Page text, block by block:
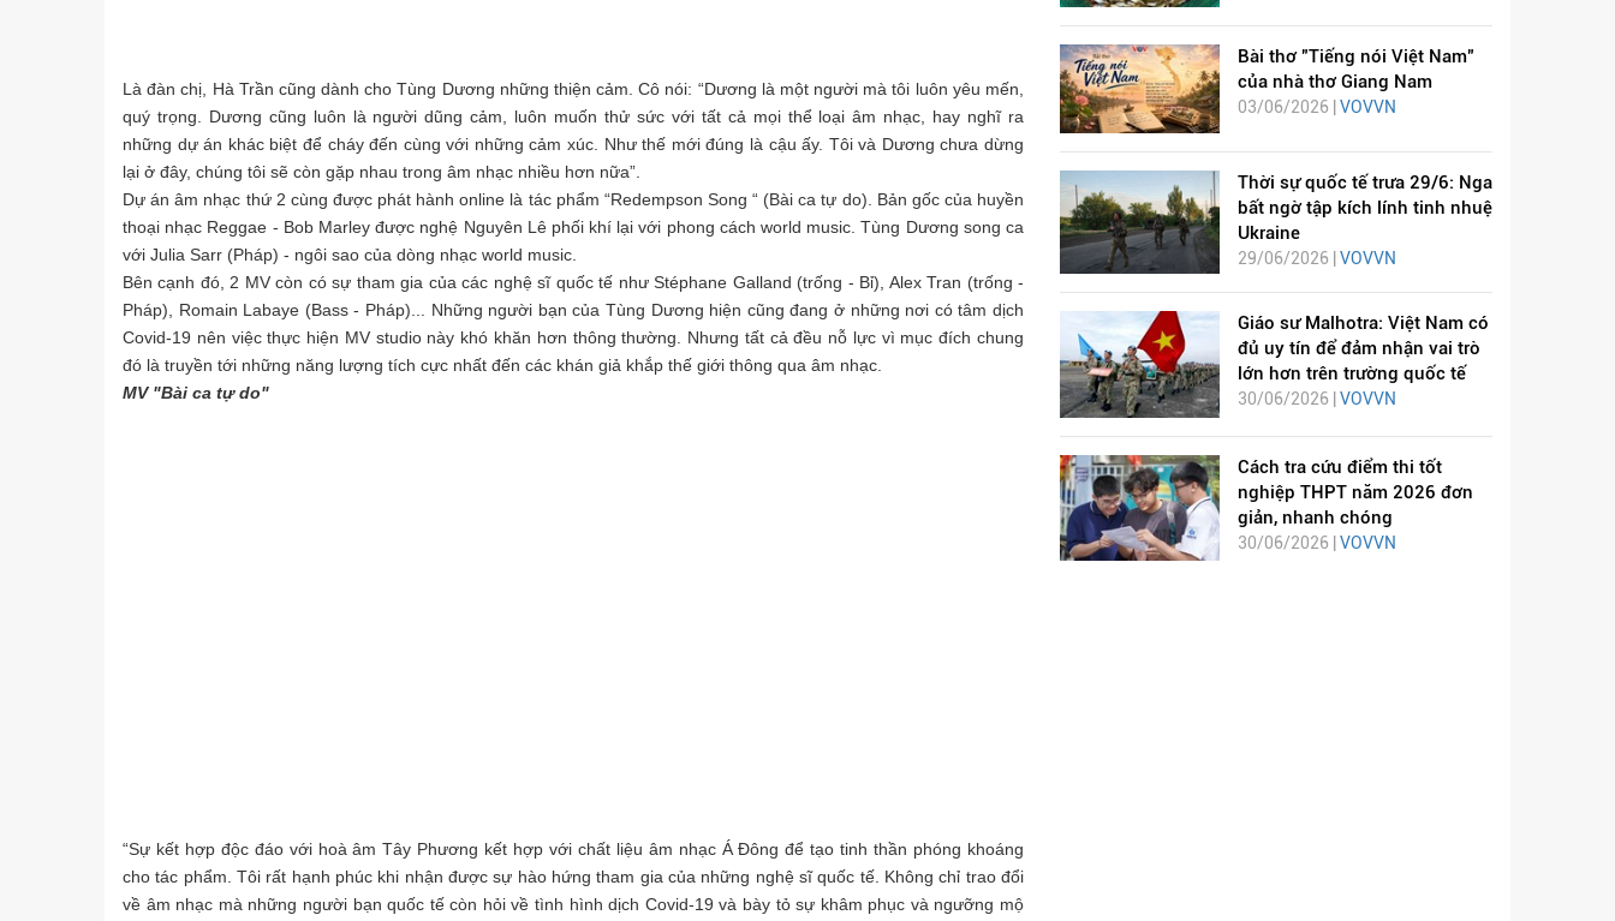
Là đàn chị, Hà Trần cũng dành cho Tùng Dương những thiện cảm. Cô nói: “Dương là một người mà tôi luôn yêu mến,
quý trọng. Dương cũng luôn là người dũng cảm, luôn muốn thử sức với tất cả mọi thể loại âm nhạc, hay nghĩ ra
những dự án khác biệt để cháy đến cùng với những cảm xúc. Như thế mới đúng là cậu ấy. Tôi và Dương chưa dừng
lại ở đây, chúng tôi sẽ còn gặp nhau trong âm nhạc nhiều hơn nữa”.
Dự án âm nhạc thứ 2 cùng được phát hành online là tác phẩm “Redempson Song “ (Bài ca tự do). Bản gốc của huyền
thoại nhạc Reggae - Bob Marley được nghệ Nguyên Lê phối khí lại với phong cách world music. Tùng Dương song ca
với Julia Sarr (Pháp) - ngôi sao của dòng nhạc world music.
Bên cạnh đó, 2 MV còn có sự tham gia của các nghệ sĩ quốc tế như Stéphane Galland (trống - Bỉ), Alex Tran (trống -
Pháp), Romain Labaye (Bass - Pháp)... Những người bạn của Tùng Dương hiện cũng đang ở những nơi có tâm dịch
Covid-19 nên việc thực hiện MV studio này khó khăn hơn thông thường. Nhưng tất cả đều nỗ lực vì mục đích chung
đó là truyền tới những năng lượng tích cực nhất đến các khán giả khắp thế giới thông qua âm nhạc.
MV "Bài ca tự do"
“Sự kết hợp độc đáo với hoà âm Tây Phương kết hợp với chất liệu âm nhạc Á Đông để tạo tinh thần phóng khoáng
cho tác phẩm. Tôi rất hạnh phúc khi nhận được sự hào hứng tham gia của những nghệ sĩ quốc tế. Không chỉ trao đổi
về âm nhạc mà những người bạn quốc tế còn hỏi về tình hình dịch Covid-19 và bày tỏ sự khâm phục và ngưỡng mộ
Bài thơ "Tiếng nói Việt Nam"
của nhà thơ Giang Nam
03/06/2026 | VOVVN
Thời sự quốc tế trưa 29/6: Nga
bất ngờ tập kích lính tinh nhuệ
Ukraine
29/06/2026 | VOVVN
Giáo sư Malhotra: Việt Nam có
đủ uy tín để đảm nhận vai trò
lớn hơn trên trường quốc tế
30/06/2026 | VOVVN
Cách tra cứu điểm thi tốt
nghiệp THPT năm 2026 đơn
giản, nhanh chóng
30/06/2026 | VOVVN